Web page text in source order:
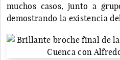
muchos casos, junto a
demostrando la existencia